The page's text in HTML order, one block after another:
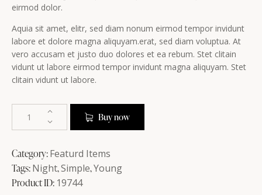
eirmod dolor.
Aquia sit amet, elitr, sed diam nonum eirmod tempor invidunt
labore et dolore magna aliquyam.erat, sed diam voluptua. At
vero accusam et justo duo dolores et ea rebum. Stet clitain
vidunt ut labore eirmod tempor invidunt magna aliquyam. Stet
clitain vidunt ut labore.
Buy now
Category:Featurd Items
Tags:Night,Simple,Young
Product ID: 19744